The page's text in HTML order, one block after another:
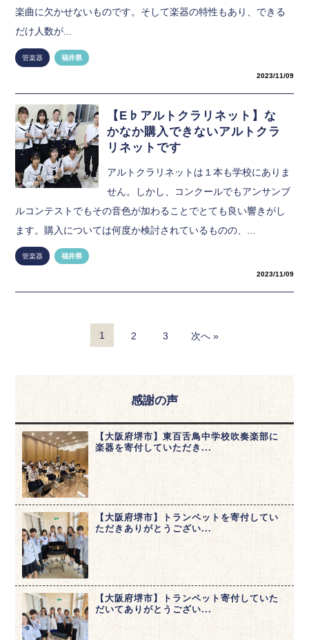
楽曲に欠かせないものです。そして楽器の特性もあり、できる
だけ人数が...
管楽器 福井県
2023/11/09
【E♭アルトクラリネット】な
かなか購入できないアルトクラ
リネットです
アルトクラリネットは１本も学校にありま
せん。しかし、コンクールでもアンサンブ
ルコンテストでもその音色が加わることでとても良い響きがし
ます。購入については何度か検討されているものの、...
管楽器 福井県
2023/11/09
1 2 3 次へ »
感謝の声
【大阪府堺市】東百舌鳥中学校吹奏楽部に
楽器を寄付していただき...
【大阪府堺市】トランペットを寄付してい
ただきありがとうござい...
【大阪府堺市】トランペット寄付していた
だいてありがとうござい...